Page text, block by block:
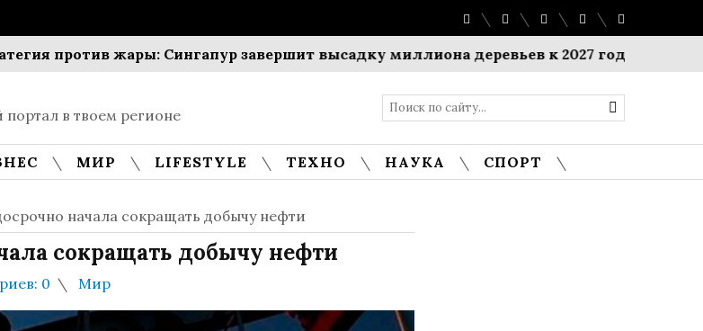
против жары: Сингапур завершит высадку миллиона деревьев к 2027 году
$1
в твоем регионе
МИР LIFESTYLE ТЕХНО НАУКА
СПОРТ
начала сокращать добычу нефти
сокращать добычу нефти
0 Мир